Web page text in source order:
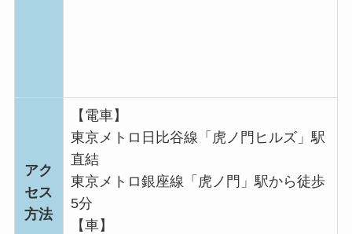
アク
セス
方法
【電車】
東京メトロ日比谷線「虎ノ門ヒルズ」駅
直結
東京メトロ銀座線「虎ノ門」駅から徒歩
5分
【車】